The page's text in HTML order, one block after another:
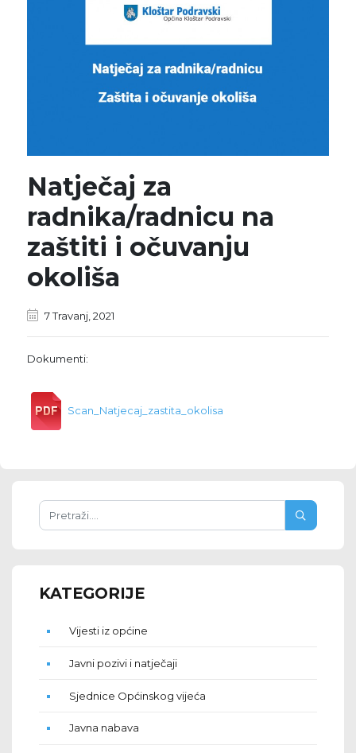
Natječaj za
radnika/radnicu na
zaštiti i očuvanju
okoliša
7 Travanj, 2021
Dokumenti:
Scan_Natjecaj_zastita_okolisa
KATEGORIJE
Vijesti iz općine
Javni pozivi i natječaji
Sjednice Općinskog vijeća
Javna nabava